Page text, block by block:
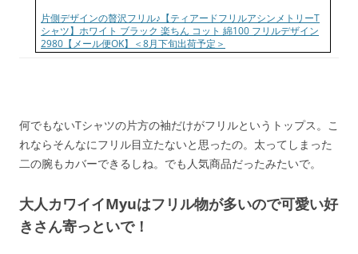
片側デザインの贅沢フリル♪【ティアードフリルアシンメトリーT
シャツ】ホワイト ブラック 楽ちん コット 綿100 フリルデザイン
2980【メール便OK】＜8月下旬出荷予定＞
何でもないTシャツの片方の袖だけがフリルというトップス。こ
れならそんなにフリル目立たないと思ったの。太ってしまった
二の腕もカバーできるしね。でも人気商品だったみたいで。
大人カワイイMyuはフリル物が多いので可愛い好
きさん寄っといで！